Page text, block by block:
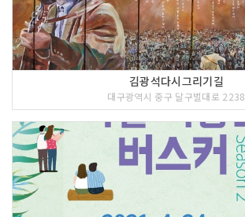
김광석다시그리기길
대구광역시 중구 달구벌대로 2238